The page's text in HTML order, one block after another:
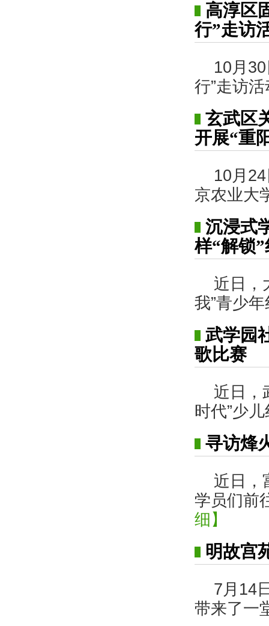
高淳区
行”走访
10月
行”走访
玄武区
开展“重
10月
京农业大
沉浸式
样“解锁
近日，
我”青少
武学园
歌比赛
近日，
时代”少
寻访烽
近日，
学员们前
细】
明故宫
7月14
带来了一